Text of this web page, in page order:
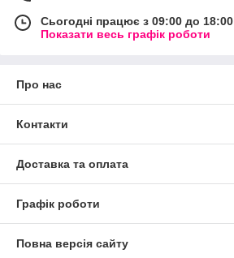
Сьогодні працює з 09:00 до 18:00
Показати весь графік роботи
Про нас
Контакти
Доставка та оплата
Графік роботи
Повна версія сайту